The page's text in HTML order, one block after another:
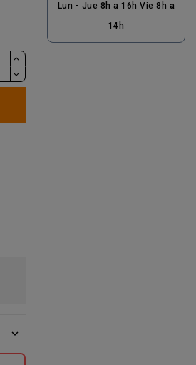
expand_more
Lun - Jue 8h a 16h Vie 8h a
14h